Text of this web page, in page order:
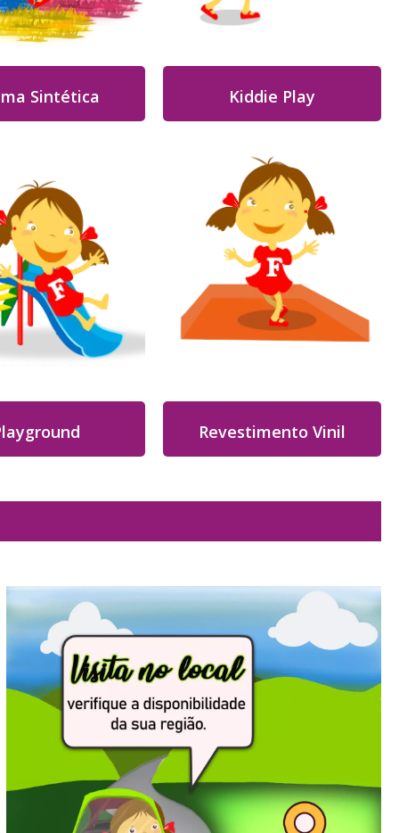
Sintética Kiddie Play
Revestimento Vinil